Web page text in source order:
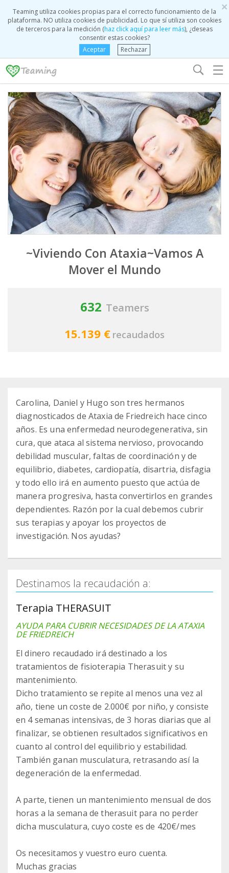
×
Teaming utiliza cookies propias para el correcto funcionamiento de la
plataforma. NO utiliza cookies de publicidad. Lo que sí utiliza son cookies
de terceros para la medición (haz click aquí para leer más), ¿deseas
consentir estas cookies?
Aceptar
Rechazar
☰
~Viviendo Con Ataxia~Vamos A
Mover el Mundo
632 Teamers
15.139 € recaudados
Carolina, Daniel y Hugo son tres hermanos
diagnosticados de Ataxia de Friedreich hace cinco
años. Es una enfermedad neurodegenerativa, sin
cura, que ataca al sistema nervioso, provocando
debilidad muscular, faltas de coordinación y de
equilibrio, diabetes, cardiopatía, disartria, disfagia
y todo ello irá en aumento puesto que actúa de
manera progresiva, hasta convertirlos en grandes
dependientes. Razón por la cual debemos cubrir
sus terapias y apoyar los proyectos de
investigación. Nos ayudas?
Destinamos la recaudación a:
Terapia THERASUIT
AYUDA PARA CUBRIR NECESIDADES DE LA ATAXIA
DE FRIEDREICH
El dinero recaudado irá destinado a los
tratamientos de fisioterapia Therasuit y su
mantenimiento.
Dicho tratamiento se repite al menos una vez al
año, tiene un coste de 2.000€ por niño, y consiste
en 4 semanas intensivas, de 3 horas diarias que al
finalizar, se obtienen resultados significativos en
cuanto al control del equilibrio y estabilidad.
También ganan musculatura, retrasando así la
degeneración de la enfermedad.
A parte, tienen un mantenimiento mensual de dos
horas a la semana de therasuit para no perder
dicha musculatura, cuyo coste es de 420€/mes
Os necesitamos y vuestro euro cuenta.
Muchas gracias